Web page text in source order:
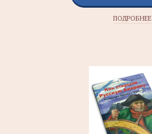
ПОДРОБНЕЕ